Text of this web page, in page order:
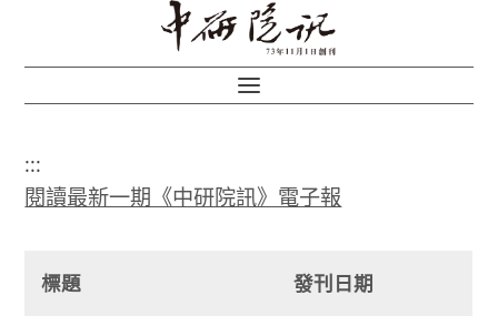
:::
閱讀最新一期《中研院訊》電子報
標題 發刊日期